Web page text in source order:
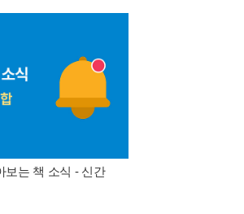
보는 책 소식 - 신간